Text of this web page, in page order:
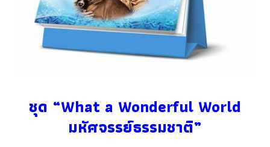
ชุด “What a Wonderful World
มหัศจรรย์ธรรมชาติ”